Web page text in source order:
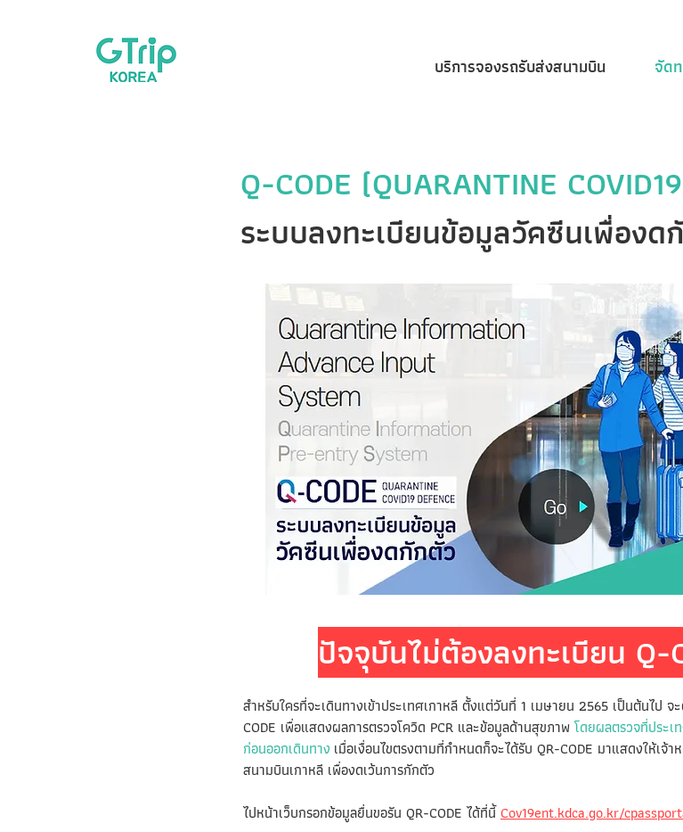
บริการจองรถรับส่งสนามบิน จัด
Q-CODE (QUARANTINE
ระบบลงทะเบียนข้อมูลวัคซีนเพื่องด
ปัจจุบันไม่ต้องลงทะเบียน Q-
สำหรับใครที่จะเดินทางเข้าประเทศเกาหลี ตั้งแต่วันที่ 1 เมษายน 2565 เป็นต้นไป
CODE เพื่อแสดงผลการตรวจโควิด PCR และข้อมูลด้านสุขภาพ โดยผลตรวจที่ประเ
ก่อนออกเดินทาง เมื่อเงื่อนไขตรงตามที่กำหนดก็จะได้รับ QR-CODE มาแสดงให้เจ้
สนามบินเกาหลี เพื่องดเว้นการกักตัว
ไปหน้าเว็บกรอกข้อมูลยื่นขอรัน QR-CODE ได้ที่นี้Cov19ent.kdca.go.kr/